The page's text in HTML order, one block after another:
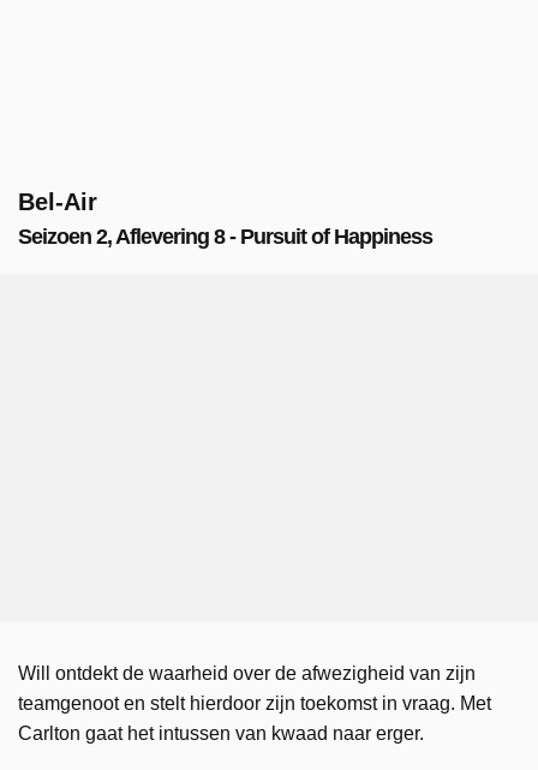
Bel-Air
Seizoen 2, Aflevering 8 - Pursuit of Happiness
Will ontdekt de waarheid over de afwezigheid van zijn
teamgenoot en stelt hierdoor zijn toekomst in vraag. Met
Carlton gaat het intussen van kwaad naar erger.